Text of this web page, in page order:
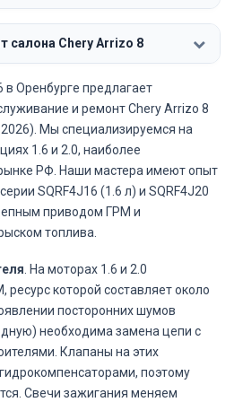
салона Chery Arrizo 8
Оренбурге предлагает
и ремонт Chery Arrizo 8
Мы специализируемся на
1.6 и 2.0, наиболее
РФ. Наши мастера имеют опыт
SQRF4J16 (1.6 л) и SQRF4J20
приводом ГРМ и
топлива.
. На моторах 1.6 и 2.0
ресурс которой составляет около
посторонних шумов
необходима замена цепи с
Клапаны на этих
поэтому
Свечи зажигания меняем